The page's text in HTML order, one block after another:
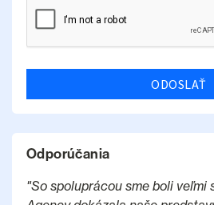
ODOSLAŤ
Odporúčania
"So spoluprácou sme boli veľmi